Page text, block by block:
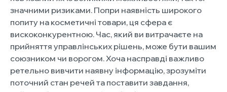
значними ризиками. Попри наявність широкого
попиту на косметичні товари, ця сфера є
вискоконкурентною. Час, який ви витрачаєте на
прийняття управлінських рішень, може бути вашим
союзником чи ворогом. Хоча насправді важливо
ретельно вивчити наявну інформацію, зрозуміти
поточний стан речей та поставити завдання,